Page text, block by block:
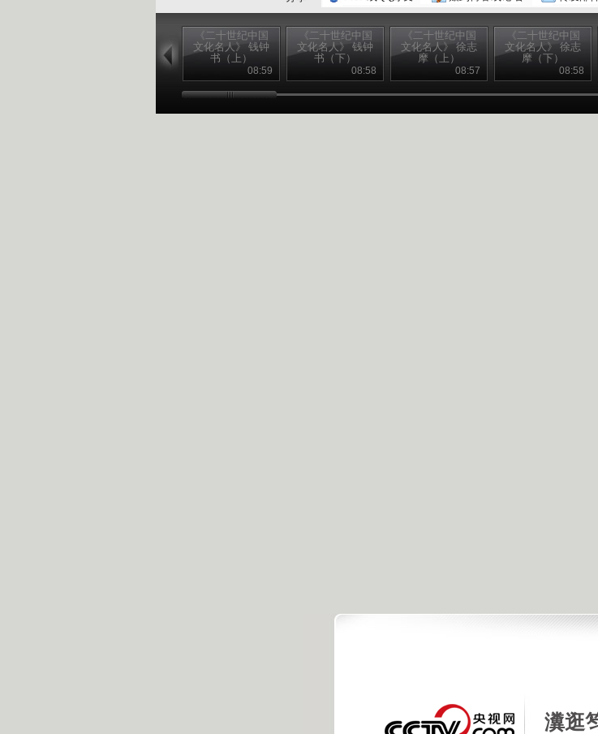
瀵逛
《二十世纪中国
文化名人》 钱钟
书（上）
08:59
《二十世纪中国
文化名人》 钱钟
书（下）
08:58
《二十世纪中国
文化名人》 徐志
摩（上）
08:57
《二十世纪中国
文化名人》 徐志
摩（下）
08:58